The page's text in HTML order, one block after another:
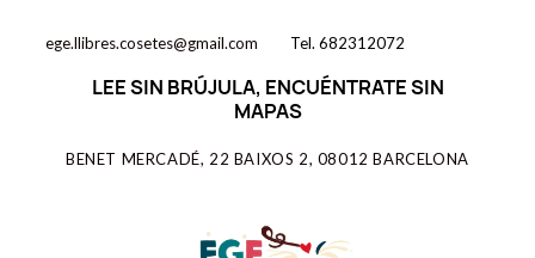
ege.llibres.cosetes@gmail.com Tel. 682312072
LEE SIN BRÚJULA, ENCUÉNTRATE SIN
MAPAS
BENET MERCADÉ, 22 BAIXOS 2, 08012 BARCELONA